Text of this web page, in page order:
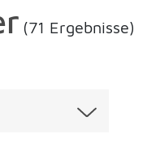
(71 Ergebnisse)